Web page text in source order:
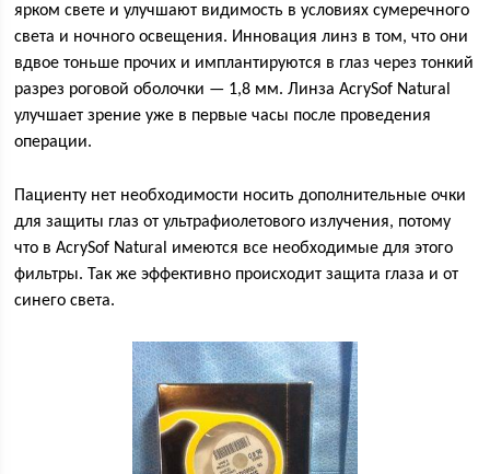
ярком свете и улучшают видимость в условиях сумеречного
света и ночного освещения. Инновация линз в том, что они
вдвое тоньше прочих и имплантируются в глаз через тонкий
разрез роговой оболочки — 1,8 мм. Линза AcrySof Natural
улучшает зрение уже в первые часы после проведения
операции.
Пациенту нет необходимости носить дополнительные очки
для защиты глаз от ультрафиолетового излучения, потому
что в AcrySof Natural имеются все необходимые для этого
фильтры. Так же эффективно происходит защита глаза и от
синего света.